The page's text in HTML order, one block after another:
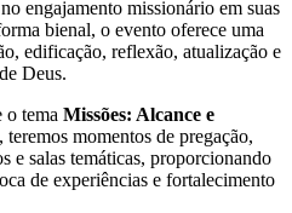
engajamento missionário em suas
bienal, o evento oferece uma
edificação, reflexão, atualização e
Deus.
o tema Missões: Alcance e
momentos de pregação,
e salas temáticas, proporcionando
de experiências e fortalecimento